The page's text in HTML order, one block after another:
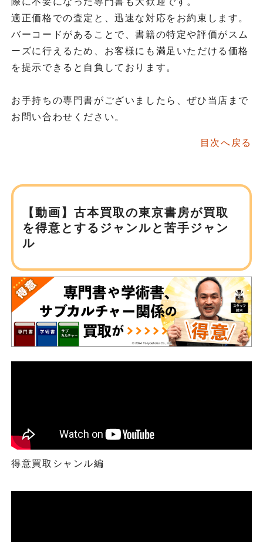
適正価格での査定と、迅速な対応をお約束します。
バーコードがあることで、書籍の特定や評価がスム
ーズに行えるため、お客様にも満足いただける価格
を提示できると自負しております。
お手持ちの専門書がございましたら、ぜひ当店まで
お問い合わせください。
目次へ戻る
【動画】古本買取の東京書房が買取
を得意とするジャンルと苦手ジャン
ル
得意買取シャンル編